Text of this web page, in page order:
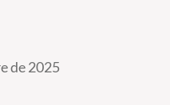
de 2025